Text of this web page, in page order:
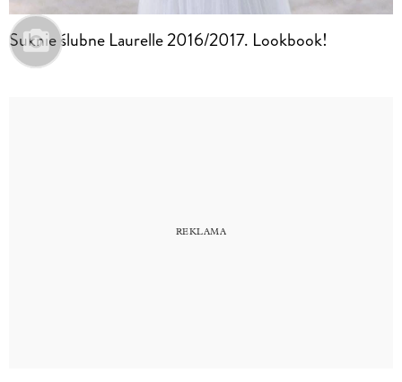
Suknie ślubne Laurelle 2016/2017. Lookbook!